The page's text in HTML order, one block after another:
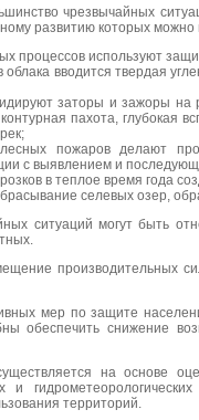
чрезвычайных
развитию которых
процессов используют
вводится твердая
заторы и зажоры
пахота, глубокая
пожаров делают
с выявлением и
в теплое время года
селевых озер,
ситуаций могут быть
производительных
мер по защите
обеспечить снижение
на основе
и
территорий.